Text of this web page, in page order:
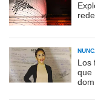
Los
que